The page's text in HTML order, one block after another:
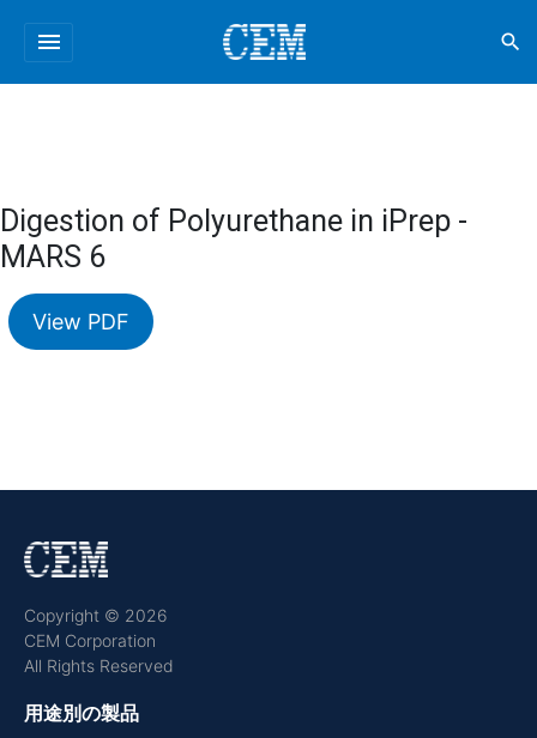
menu search
Digestion of Polyurethane in iPrep -
MARS 6
View PDF
Copyright © 2026
CEM Corporation
All Rights Reserved
用途別の製品